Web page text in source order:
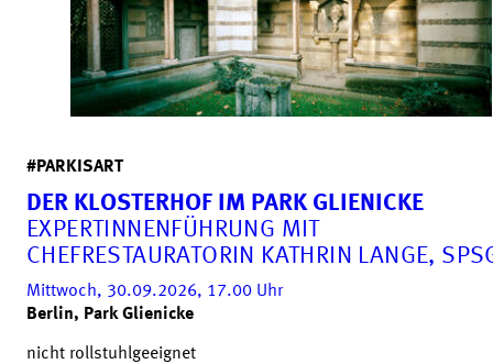
#PARKISART
DER KLOSTERHOF IM PARK GLIENICKE
EXPERTINNENFÜHRUNG MIT
CHEFRESTAURATORIN KATHRIN LANGE,
Mittwoch, 30.09.2026, 17.00 Uhr
Berlin, Park Glienicke
nicht rollstuhlgeeignet